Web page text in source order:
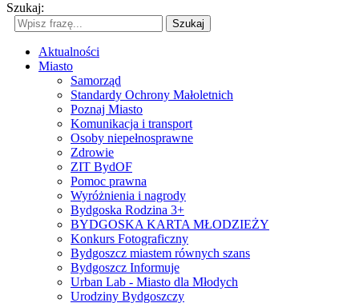
Szukaj:
Szukaj
Aktualności
Miasto
Samorząd
Standardy Ochrony Małoletnich
Poznaj Miasto
Komunikacja i transport
Osoby niepełnosprawne
Zdrowie
ZIT BydOF
Pomoc prawna
Wyróżnienia i nagrody
Bydgoska Rodzina 3+
BYDGOSKA KARTA MŁODZIEŻY
Konkurs Fotograficzny
Bydgoszcz miastem równych szans
Bydgoszcz Informuje
Urban Lab - Miasto dla Młodych
Urodziny Bydgoszczy